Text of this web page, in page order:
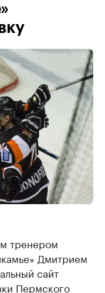
тренером
Дмитрием
сайт
Пермского